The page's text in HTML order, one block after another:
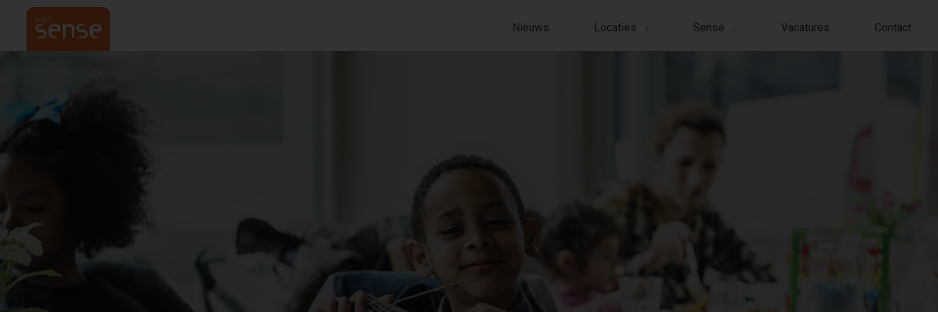
Nieuws Locaties Sense Vacatures Contact